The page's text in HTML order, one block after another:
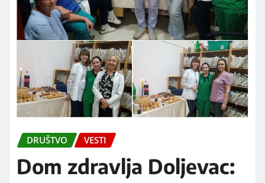
DRUŠTVO VESTI
Dom zdravlja Doljevac: